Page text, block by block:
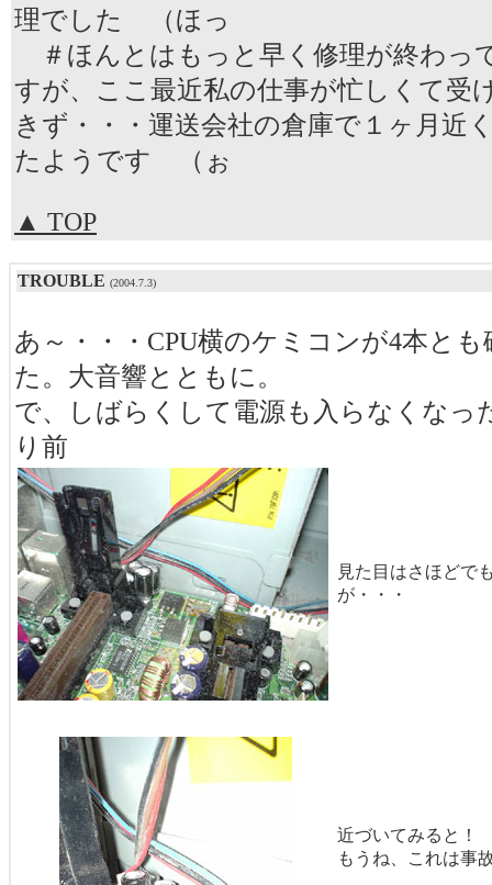
理でした （ほっ
＃ほんとはもっと早く修理が終わっ
すが、ここ最近私の仕事が忙しくて受
きず・・・運送会社の倉庫で１ヶ月近
たようです （ぉ
▲ TOP
TROUBLE (2004.7.3)
あ～・・・CPU横のケミコンが4本と
た。大音響とともに。
で、しばらくして電源も入らなくな
り前
見た目はさほどで
が・・・
近づいてみると！
もうね、これは事